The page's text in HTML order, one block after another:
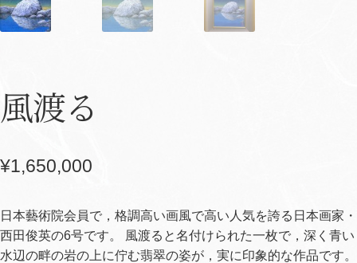
風渡る
¥1,650,000
日本藝術院会員で，格調高い画風で高い人気を誇る日本画家・
西田俊英の6号です。 風渡ると名付けられた一枚で，深く青い
水辺の畔の岩の上に佇む翡翠の姿が，実に印象的な作品です。